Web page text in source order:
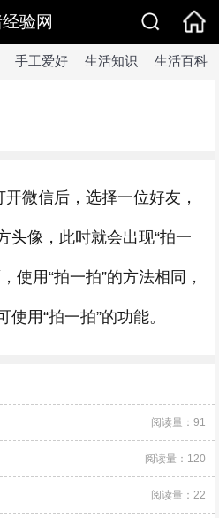
验网
手工爱好 生活知识 生活百科
微信后，选择一位好友，
头像，此时就会出现“拍一
使用“拍一拍”的方法相同，
用“拍一拍”的功能。
阅读量：91
阅读量：120
阅读量：22